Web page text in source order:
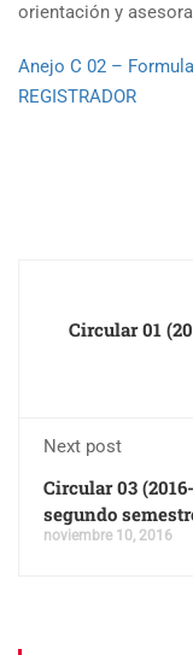
orientación y
Anejo C 02 –
REGISTRADOR
Circular 01
Next post
Circular 03
segundo
noviembre 10, 2016